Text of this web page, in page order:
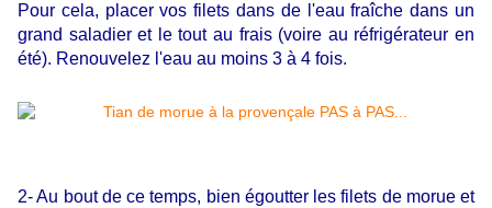
Pour cela, placer vos filets dans de l'eau fraîche dans un
grand saladier et le tout au frais (voire au réfrigérateur en
été). Renouvelez l'eau au moins 3 à 4 fois.
2- Au bout de ce temps, bien égoutter les filets de morue et